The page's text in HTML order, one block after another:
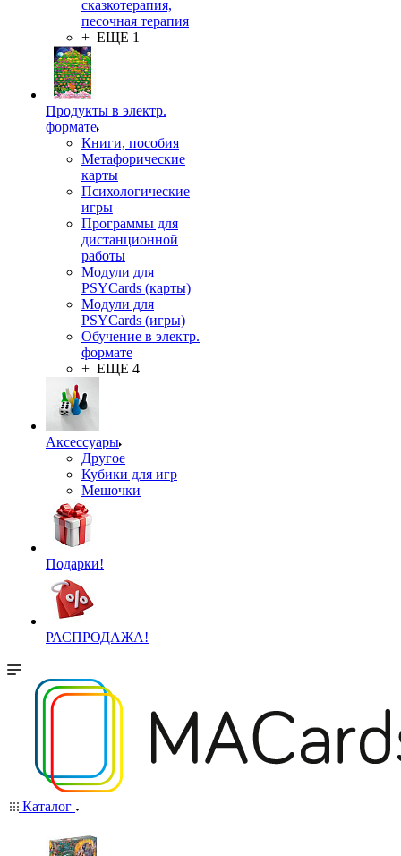
сказкотерапия,
песочная терапия
+ ЕЩЕ 1
Продукты в электр.
формате
Книги, пособия
Метафорические
карты
Психологические
игры
Программы для
дистанционной
работы
Модули для
PSYCards (карты)
Модули для
PSYCards (игры)
Обучение в электр.
формате
+ ЕЩЕ 4
Аксессуары
Другое
Кубики для игр
Мешочки
Подарки!
РАСПРОДАЖА!
Каталог